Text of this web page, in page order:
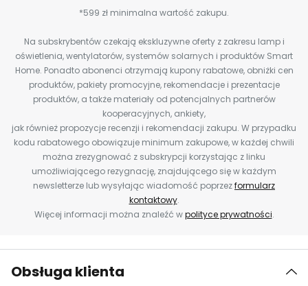
*599 zł minimalna wartość zakupu.
Na subskrybentów czekają ekskluzywne oferty z zakresu lamp i
oświetlenia, wentylatorów, systemów solarnych i produktów Smart
Home. Ponadto abonenci otrzymają kupony rabatowe, obniżki cen
produktów, pakiety promocyjne, rekomendacje i prezentacje
produktów, a także materiały od potencjalnych partnerów
kooperacyjnych, ankiety,
jak również propozycje recenzji i rekomendacji zakupu. W przypadku
kodu rabatowego obowiązuje minimum zakupowe, w każdej chwili
można zrezygnować z subskrypcji korzystając z linku
umożliwiającego rezygnację, znajdującego się w każdym
newsletterze lub wysyłając wiadomość poprzezformularz
kontaktowy.
Więcej informacji można znaleźć wpolityce prywatności.
Obsługa klienta